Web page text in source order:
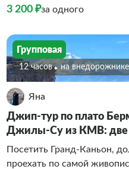
3 200 ₽за одного
Групповая
12 часов на внедорожнике
Яна
Джип-тур по плато
Джилы-Су из КМВ: две
Посетить Гранд-Каньон,
проехать по самой